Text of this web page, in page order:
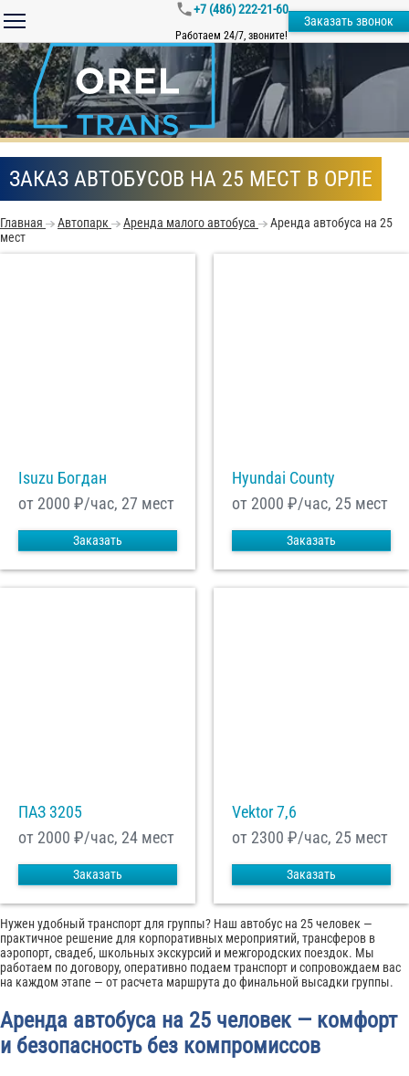
+7 (486) 222-21-60
Работаем 24/7, звоните!
Заказать звонок
ЗАКАЗ АВТОБУСОВ НА 25 МЕСТ В ОРЛЕ
Главная Автопарк Аренда малого автобуса
Аренда автобуса на 25
мест
Isuzu Богдан
от 2000 ₽/час, 27 мест
Заказать
Hyundai County
от 2000 ₽/час, 25 мест
Заказать
ПАЗ 3205
от 2000 ₽/час, 24 мест
Заказать
Vektor 7,6
от 2300 ₽/час, 25 мест
Заказать
Нужен удобный транспорт для группы? Наш автобус на 25 человек —
практичное решение для корпоративных мероприятий, трансферов в
аэропорт, свадеб, школьных экскурсий и межгородских поездок. Мы
работаем по договору, оперативно подаем транспорт и сопровождаем вас
на каждом этапе — от расчета маршрута до финальной высадки группы.
Аренда автобуса на 25 человек — комфорт
и безопасность без компромиссов
обработку моих Персональных данных
Отправить заказ